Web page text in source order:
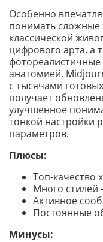
Особенно
понимать сложные
классической
цифрового арта, а
анатомией.
с тысячами
получает
улучшенное
тонкой настройки
параметров.
Плюсы:
Топ-качество
Много стилей
Активное
Постоянные
Минусы: